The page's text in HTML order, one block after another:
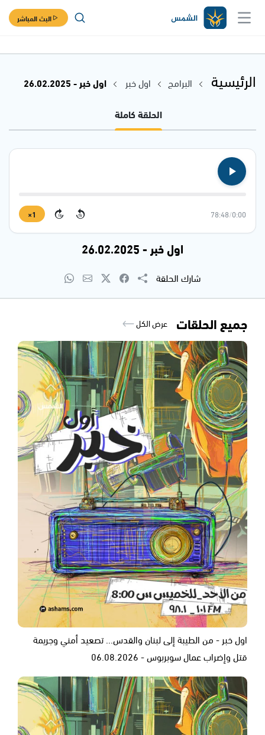
البث المباشر
الرئيسية البرامج اول خبر
اول خبر - 26.02.2025
الحلقة كاملة
0:00
/
78:48
15
15
1×
اول خبر - 26.02.2025
شارك الحلقة
جميع الحلقات عرض الكل
اول خبر - من الطيبة إلى لبنان والقدس... تصعيد أمني وجريمة
قتل وإضراب عمال سوبربوس - 06.08.2026